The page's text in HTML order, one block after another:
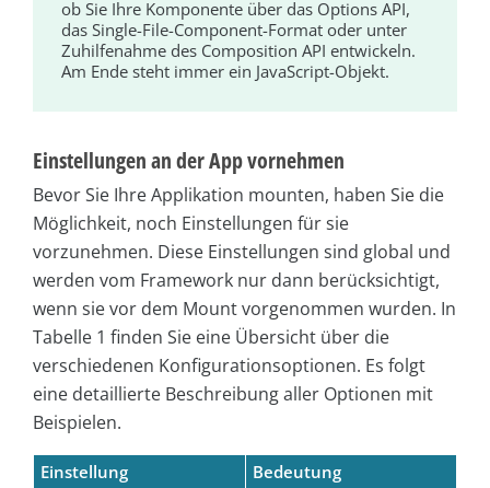
ob Sie Ihre Komponente über das Options API,
das Single-File-Component-Format oder unter
Zuhilfenahme des Composition API entwickeln.
Am Ende steht immer ein JavaScript-Objekt.
Einstellungen an der App vornehmen
Bevor Sie Ihre Applikation mounten, haben Sie die
Möglichkeit, noch Einstellungen für sie
vorzunehmen. Diese Einstellungen sind global und
werden vom Framework nur dann berücksichtigt,
wenn sie vor dem Mount vorgenommen wurden. In
Tabelle 1 finden Sie eine Übersicht über die
verschiedenen Konfigurationsoptionen. Es folgt
eine detaillierte Beschreibung aller Optionen mit
Beispielen.
Einstellung
Bedeutung